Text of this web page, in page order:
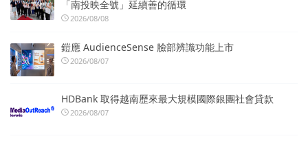
「南投映全號」延續善的循環
2026/08/08
鎧應 AudienceSense 臉部辨識功能上市
2026/08/07
HDBank 取得越南歷來最大規模國際銀團社會貸款
2026/08/07